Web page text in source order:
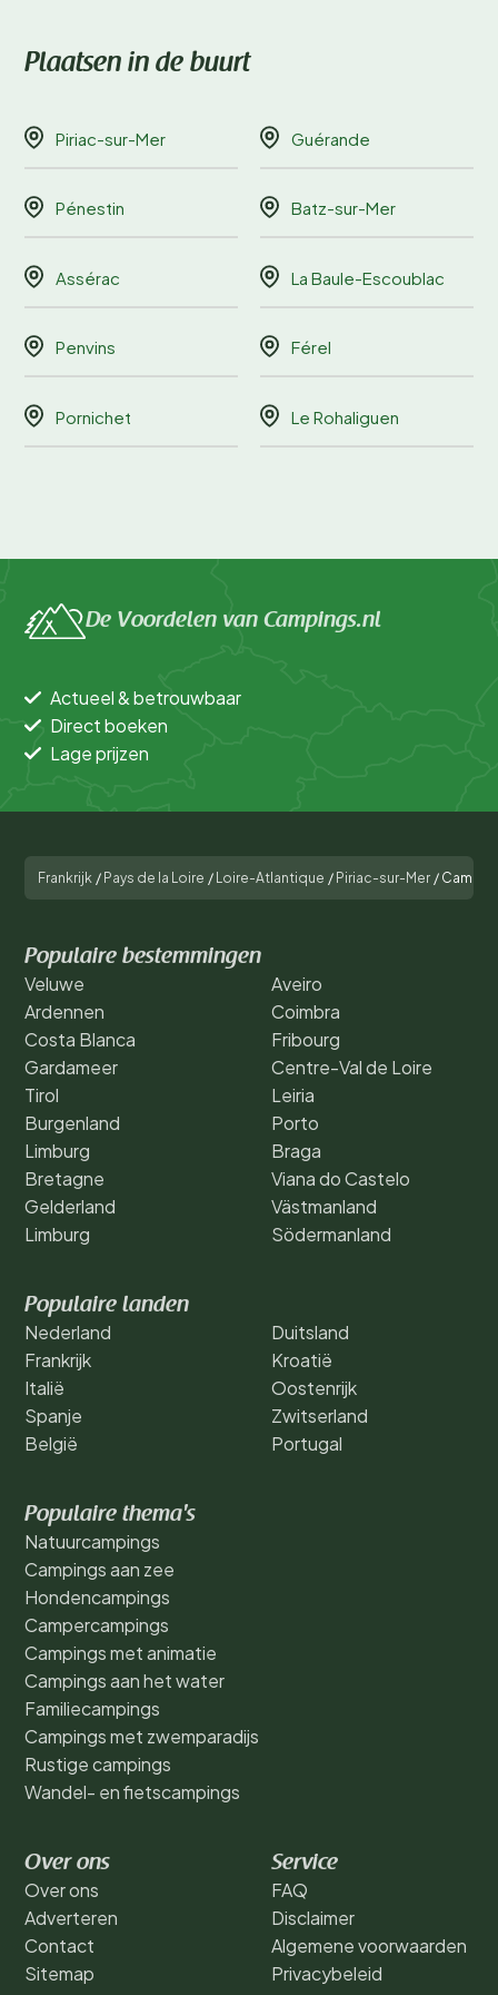
Plaatsen in de buurt
Piriac-sur-Mer Guérande
Pénestin Batz-sur-Mer
Assérac La Baule-Escoublac
Penvins Férel
Pornichet Le Rohaliguen
De Voordelen van Campings.nl
Actueel & betrouwbaar
Direct boeken
Lage prijzen
Frankrijk / Pays de la Loire / Loire-Atlantique / Piriac-sur-Mer /
Populaire bestemmingen
Veluwe
Ardennen
Costa Blanca
Gardameer
Tirol
Burgenland
Limburg
Bretagne
Gelderland
Limburg
Aveiro
Coimbra
Fribourg
Centre-Val de Loire
Leiria
Porto
Braga
Viana do Castelo
Västmanland
Södermanland
Populaire landen
Nederland
Frankrijk
Italië
Spanje
België
Duitsland
Kroatië
Oostenrijk
Zwitserland
Portugal
Populaire thema's
Natuurcampings
Campings aan zee
Hondencampings
Campercampings
Campings met animatie
Campings aan het water
Familiecampings
Campings met zwemparadijs
Rustige campings
Wandel- en fietscampings
Over ons
Over ons
Adverteren
Contact
Sitemap
Service
FAQ
Disclaimer
Algemene voorwaarden
Privacybeleid